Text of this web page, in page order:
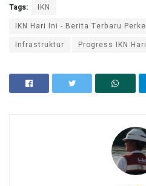
Tags:
IKN
IKN Hari Ini - Berita Terbaru
Infrastruktur
Progress IKN